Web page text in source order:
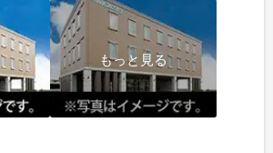
もっと見る